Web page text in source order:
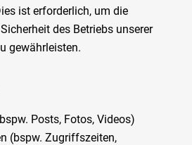
ist erforderlich, um die
des Betriebs unserer
gewährleisten.
Posts, Fotos, Videos)
(bspw. Zugriffszeiten,